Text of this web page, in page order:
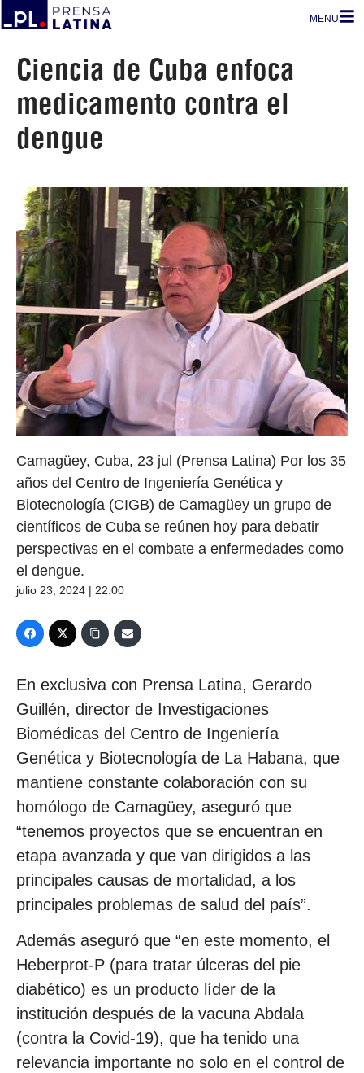
MENU
Ciencia de Cuba enfoca
medicamento contra el
dengue
Camagüey, Cuba, 23 jul (Prensa Latina) Por los 35
años del Centro de Ingeniería Genética y
Biotecnología (CIGB) de Camagüey un grupo de
científicos de Cuba se reúnen hoy para debatir
perspectivas en el combate a enfermedades como
el dengue.
julio 23, 2024 | 22:00
En exclusiva con Prensa Latina, Gerardo
Guillén, director de Investigaciones
Biomédicas del Centro de Ingeniería
Genética y Biotecnología de La Habana, que
mantiene constante colaboración con su
homólogo de Camagüey, aseguró que
“tenemos proyectos que se encuentran en
etapa avanzada y que van dirigidos a las
principales causas de mortalidad, a los
principales problemas de salud del país”.
Además aseguró que “en este momento, el
Heberprot-P (para tratar úlceras del pie
diabético) es un producto líder de la
institución después de la vacuna Abdala
(contra la Covid-19), que ha tenido una
relevancia importante no solo en el control de